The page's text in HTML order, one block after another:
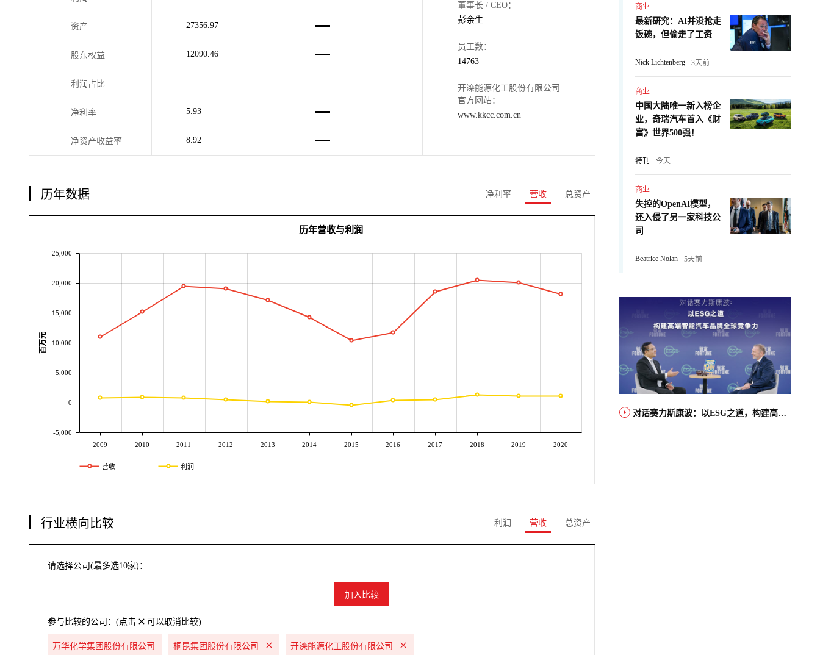
资产 27356.97
股东权益 12090.46
利润占比
净利率 5.93
净资产收益率 8.92
董事长 / CEO：
彭余生
员工数：
14763
开滦能源化工股份有限公司
官方网站：
www.kkcc.com.cn
历年数据 净利率 营收 总资产
2009 2010 2011 2012 2013 2014 2015 2016 2017 2018 2019 2020
-5,000
0
5,000
10,000
15,000
20,000
25,000
百万元
历年营收与利润
营收 利润
行业横向比较 利润 营收 总资产
请选择公司(最多选10家)：
参与比较的公司：(点击 可以取消比较)
万华化学集团股份有限公司 桐昆集团股份有限公司 开滦能源化工股份有限公司
商业
最新研究：AI并没抢走
饭碗，但偷走了工资
Nick Lichtenberg 3天前
商业
中国大陆唯一新入榜企
业，奇瑞汽车首入《财
富》世界500强！
特刊 今天
商业
失控的OpenAI模型，
还入侵了另一家科技公
司
Beatrice Nolan 5天前
对话赛力斯康波：以ESG之道，构建高端智能汽车品牌全球竞争力